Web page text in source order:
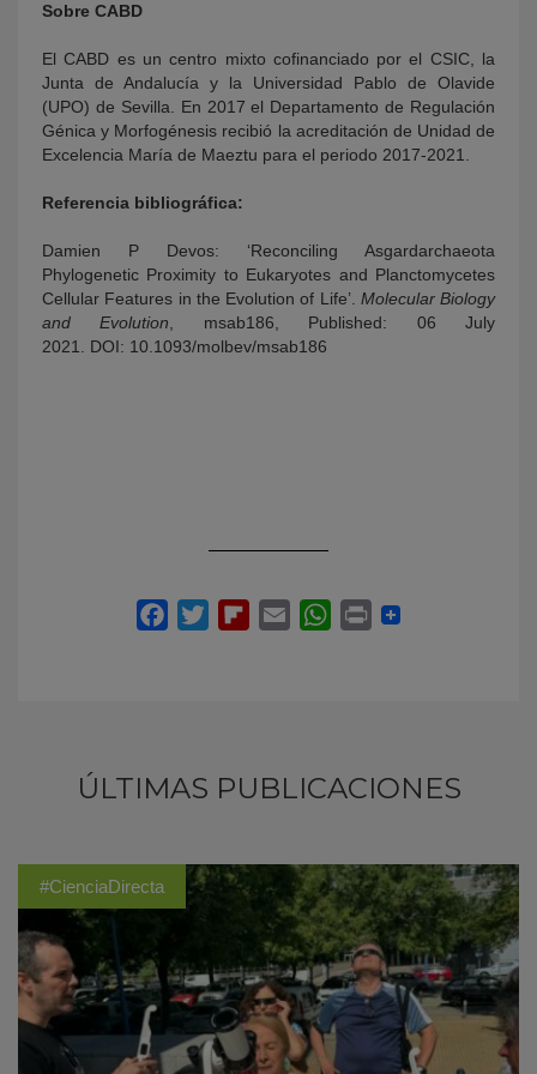
Sobre CABD
El CABD es un centro mixto cofinanciado por el CSIC, la
Junta de Andalucía y la Universidad Pablo de Olavide
(UPO) de Sevilla. En 2017 el Departamento de Regulación
Génica y Morfogénesis recibió la acreditación de Unidad de
Excelencia María de Maeztu para el periodo 2017-2021.
Referencia bibliográfica:
Damien P Devos: ‘Reconciling Asgardarchaeota
Phylogenetic Proximity to Eukaryotes and Planctomycetes
Cellular Features in the Evolution of Life’. Molecular Biology
and Evolution , msab186, Published: 06 July
2021. DOI: 10.1093/molbev/msab186
ÚLTIMAS PUBLICACIONES
#CienciaDirecta